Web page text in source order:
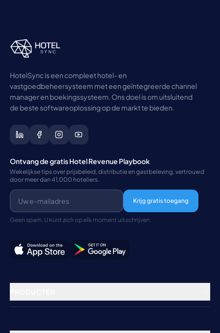
HotelSync is een compleet hotel- en
vastgoedbeheersysteem met een geïntegreerde channel
manager en boekingssysteem. Ons doel is om uitsluitend
de beste softwareoplossing op de markt te bieden.
Ontvang de gratis Hotel Revenue Playbook
Wekelijkse tips over prijsbeleid, distributie en gastbeleving, vertrouwd
door meer dan 41.000 hoteliers.
Krijg gratis toegang
Geen spam. U kunt zich op elk moment uitschrijven.
Vastgoedbeheer